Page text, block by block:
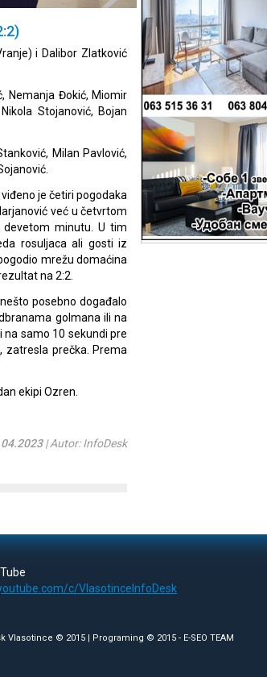
i Dalibor Zlatković
Nemanja Đokić, Miomir
Stojanović, Bojan
Milan Pavlović,
je četiri pogodaka
već u četvrtom
minutu. U tim
rosuljaca ali gosti iz
mrežu domaćina
na 2:2.
posebno događalo
golmana ili na
na samo 10 sekundi pre
zatresla prečka. Prema
ekipi Ozren.
| Autor: InfoDesk
c/VlasotinceInfoDesk
Vlasotince © 2015 | Programing © 2015 - E-SEO TEAM